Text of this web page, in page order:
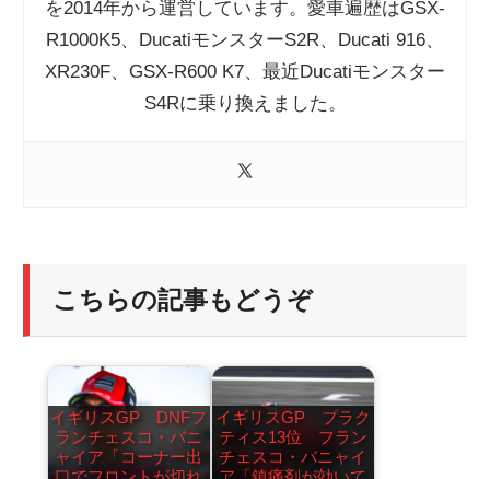
を2014年から運営しています。愛車遍歴はGSX-
R1000K5、DucatiモンスターS2R、Ducati 916、
XR230F、GSX-R600 K7、最近Ducatiモンスター
S4Rに乗り換えました。
こちらの記事もどうぞ
イギリスGP DNFフ
ランチェスコ・バニ
ャイア「コーナー出
イギリスGP プラク
ティス13位 フラン
チェスコ・バニャイ